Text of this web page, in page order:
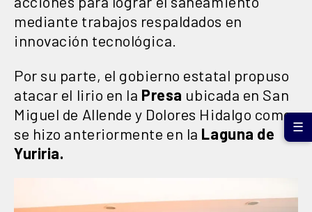
mediante trabajos respaldados en
innovación tecnológica.
Por su parte, el gobierno estatal propuso
atacar el lirio en la Presa ubicada en San
Miguel de Allende y Dolores Hidalgo como
se hizo anteriormente en la Laguna de
Yuriria.
☰